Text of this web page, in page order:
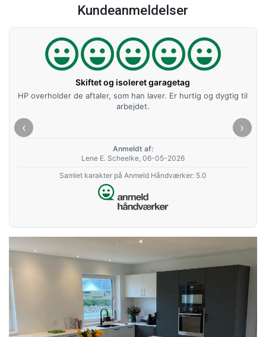
Kundeanmeldelser
Skiftet og isoleret garagetag
HP overholder de aftaler, som han laver. Er hurtig og dygtig til
arbejdet.
Anmeldt af:
Lene E. Scheelke, 06-05-2026
Samlet karakter på Anmeld Håndværker: 5.0
‹ ›